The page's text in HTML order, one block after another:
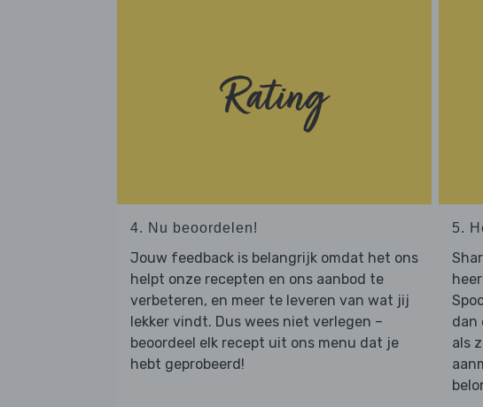
4. Nu beoordelen!
Jouw feedback is belangrijk omdat het ons
helpt onze recepten en ons aanbod te
verbeteren, en meer te leveren van wat jij
lekker vindt. Dus wees niet verlegen –
beoordeel elk recept uit ons menu dat je
hebt geprobeerd!
5.
dan
als